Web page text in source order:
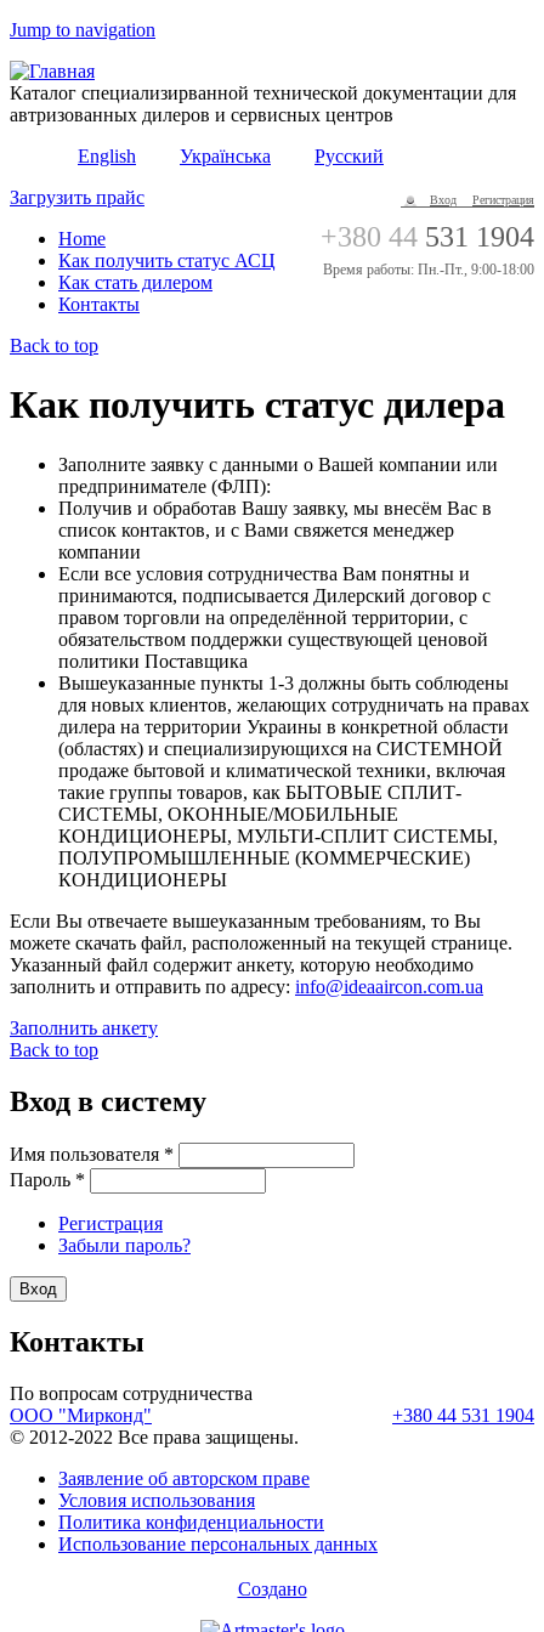
Jump to navigation
Каталог специализирванной технической документации для
автризованных дилеров и сервисных центров
English
Українська Русский
Вход Регистрация
+380 44 531 1904
Время работы: Пн.-Пт., 9:00-18:00
Загрузить прайс
Home
Как получить статус АСЦ
Как стать дилером
Контакты
Back to top
Как получить статус дилера
Заполните заявку с данными о Вашей компании или
предпринимателе (ФЛП):
Получив и обработав Вашу заявку, мы внесём Вас в
список контактов, и с Вами свяжется менеджер
компании
Если все условия сотрудничества Вам понятны и
принимаются, подписывается Дилерский договор с
правом торговли на определённой территории, с
обязательством поддержки существующей ценовой
политики Поставщика
Вышеуказанные пункты 1-3 должны быть соблюдены
для новых клиентов, желающих сотрудничать на правах
дилера на территории Украины в конкретной области
(областях) и специализирующихся на СИСТЕМНОЙ
продаже бытовой и климатической техники, включая
такие группы товаров, как БЫТОВЫЕ СПЛИТ-
СИСТЕМЫ, ОКОННЫЕ/МОБИЛЬНЫЕ
КОНДИЦИОНЕРЫ, МУЛЬТИ-СПЛИТ СИСТЕМЫ,
ПОЛУПРОМЫШЛЕННЫЕ (КОММЕРЧЕСКИЕ)
КОНДИЦИОНЕРЫ
Если Вы отвечаете вышеуказанным требованиям, то Вы
можете скачать файл, расположенный на текущей странице.
Указанный файл содержит анкету, которую необходимо
заполнить и отправить по адресу: info@ideaaircon.com.ua
Заполнить анкету
Back to top
Вход в систему
Имя пользователя *
Пароль *
Регистрация
Забыли пароль?
Контакты
По вопросам сотрудничества
+380 44 531 1904
ООО "Мирконд"
© 2012-2022 Все права защищены.
Заявление об авторском праве
Условия использования
Политика конфиденциальности
Использование персональных данных
Создано